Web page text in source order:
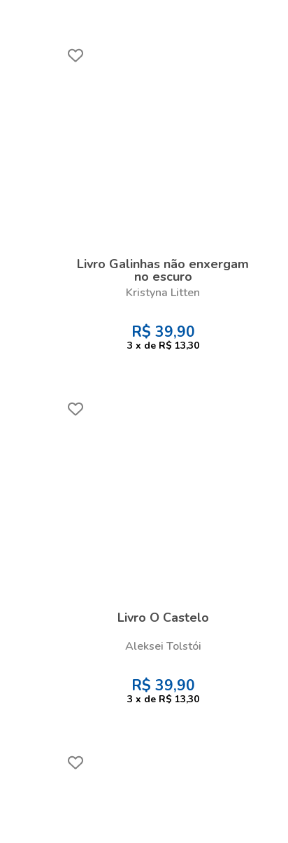
Livro Galinhas não enxergam
no escuro
Kristyna Litten
R$ 39,90
3 x de R$ 13,30
Livro O Castelo
Aleksei Tolstói
R$ 39,90
3 x de R$ 13,30